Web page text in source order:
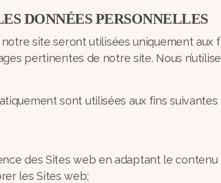
DONNÉES PERSONNELLES
site seront utilisées uniquement aux
pertinentes de notre site. Nous
sont utilisées aux fins suivantes :
des Sites web en adaptant le
les Sites web;